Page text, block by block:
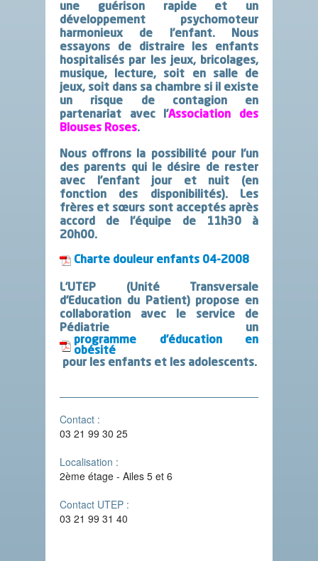
une guérison rapide et un
développement psychomoteur
harmonieux de l’enfant. Nous
essayons de distraire les enfants
hospitalisés par les jeux, bricolages,
musique, lecture, soit en salle de
jeux, soit dans sa chambre si il existe
un risque de contagion en
partenariat avec l’Association des
Blouses Roses.
Nous offrons la possibilité pour l’un
des parents qui le désire de rester
avec l’enfant jour et nuit (en
fonction des disponibilités). Les
frères et sœurs sont acceptés après
accord de l’équipe de
11h30 à
20h00.
Charte douleur enfants 04-2008
L’UTEP (Unité Transversale
d’Education du Patient) propose en
collaboration avec le service de
Pédiatrie un
programme d’éducation en
obésité
pour les enfants et les adolescents.
Contact :
03 21 99 30 25
Localisation :
2ème étage - Ailes 5 et 6
Contact UTEP :
03 21 99 31 40